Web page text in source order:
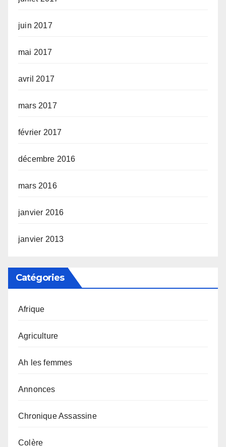
juin 2017
mai 2017
avril 2017
mars 2017
février 2017
décembre 2016
mars 2016
janvier 2016
janvier 2013
Catégories
Afrique
Agriculture
Ah les femmes
Annonces
Chronique Assassine
Colère